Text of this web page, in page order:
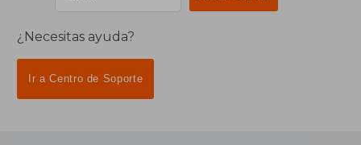
¿Necesitas ayuda?
Ir a Centro de Soporte